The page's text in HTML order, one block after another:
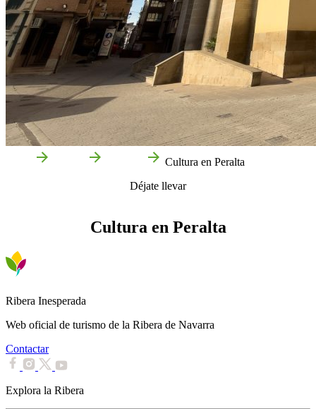
Cultura en Peralta
Déjate llevar
Cultura en Peralta
Ribera Inesperada
Web oficial de turismo de la Ribera de Navarra
Contactar
Explora la Ribera